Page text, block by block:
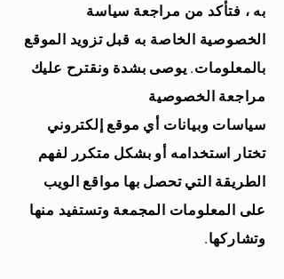
به ، فتأكد من مراجعة سياسة
الخصوصية الخاصة به قبل تزويد الموقع
بالمعلومات. يوصى بشدة ونقترح عليك
مراجعة الخصوصية
سياسات وبيانات أي موقع إلكتروني
تختار استخدامه أو بشكل متكرر لفهم
الطريقة التي تحصل بها مواقع الويب
على المعلومات المجمعة وتستفيد منها
وتشاركها.